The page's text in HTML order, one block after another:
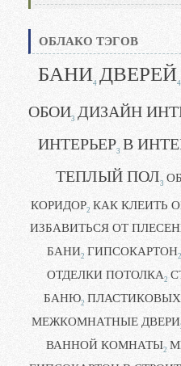
ОБЛАКО ТЭГОВ
БАНИ4 ДВЕРЕЙ4
ОБОИ3 ДИЗАЙН
ИНТЕРЬЕР3 В
ТЕПЛЫЙ ПОЛ3
КОРИДОР2 КАК КЛЕИТЬ
ИЗБАВИТЬСЯ ОТ
БАНИ2 ГИПСОКАРТОН2
ОТДЕЛКИ ПОТОЛКА2
БАНЮ2
МЕЖКОМНАТНЫЕ ДВЕРИ
ВАННОЙ КОМНАТЫ2